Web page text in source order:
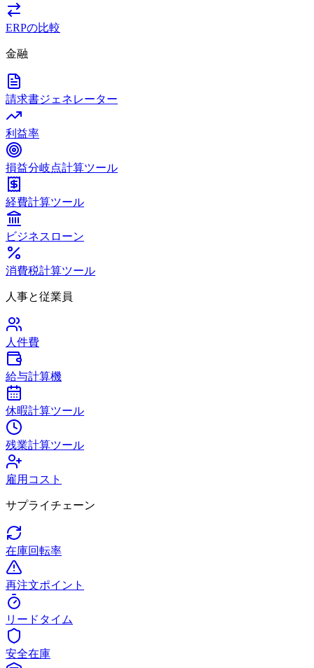
ERPの比較
金融
請求書ジェネレーター
利益率
損益分岐点計算ツール
経費計算ツール
ビジネスローン
消費税計算ツール
人事と従業員
人件費
給与計算機
休暇計算ツール
残業計算ツール
雇用コスト
サプライチェーン
在庫回転率
再注文ポイント
リードタイム
安全在庫